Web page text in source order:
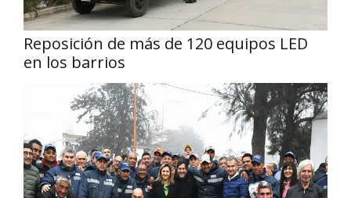
Reposición de más de 120 equipos LED
en los barrios